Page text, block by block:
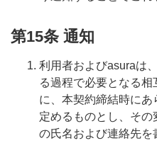
第15条 通知
利用者およびasuraは
る過程で必要となる
に、本契約締結時に
定めるものとし、そ
の氏名および連絡先を